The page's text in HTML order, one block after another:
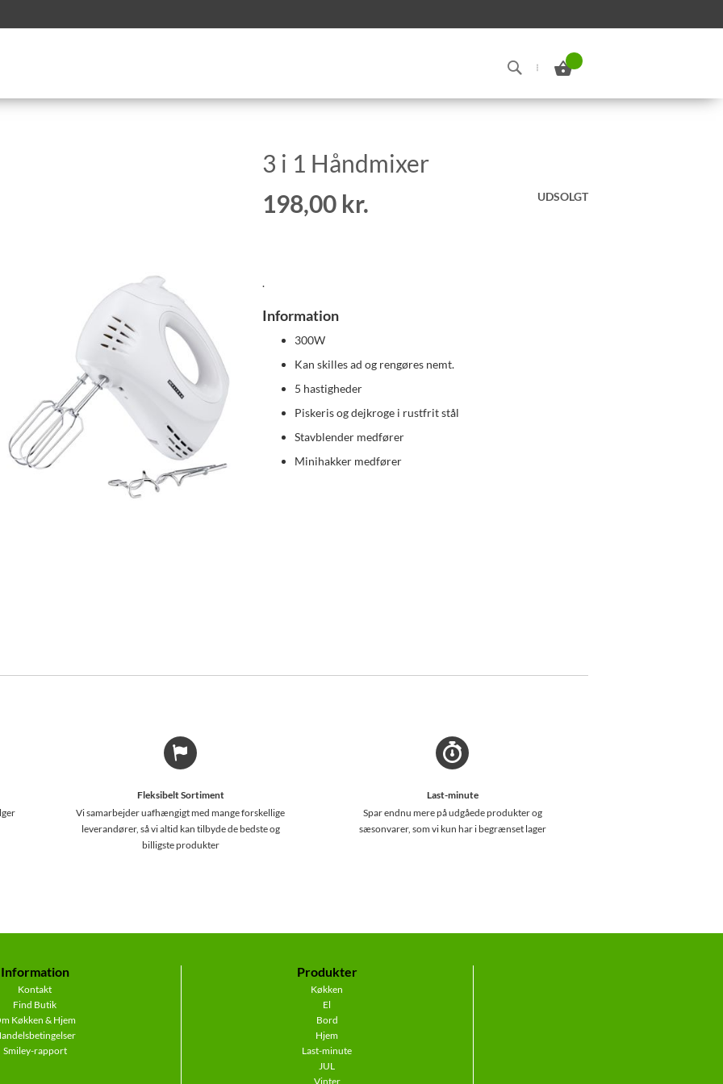
Min indkøbskurv
Search
3 i 1 Håndmixer
198,00 kr.
UDSOLGT
.
Information
300W
Kan skilles ad og rengøres nemt.
5 hastigheder
Piskeris og dejkroge i rustfrit stål
Stavblender medfører
Minihakker medfører
Fleksibelt Sortiment
Vi samarbejder uafhængigt med mange forskellige
leverandører, så vi altid kan tilbyde de bedste og
billigste produkter
Last-minute
Spar endnu mere på udgåede produkter og
sæsonvarer, som vi kun har i begrænset lager
Information
Kontakt
Find Butik
Køkken & Hjem
Smiley-rapport
Produkter
Køkken
El
Bord
Hjem
Last-minute
JUL
Vinter